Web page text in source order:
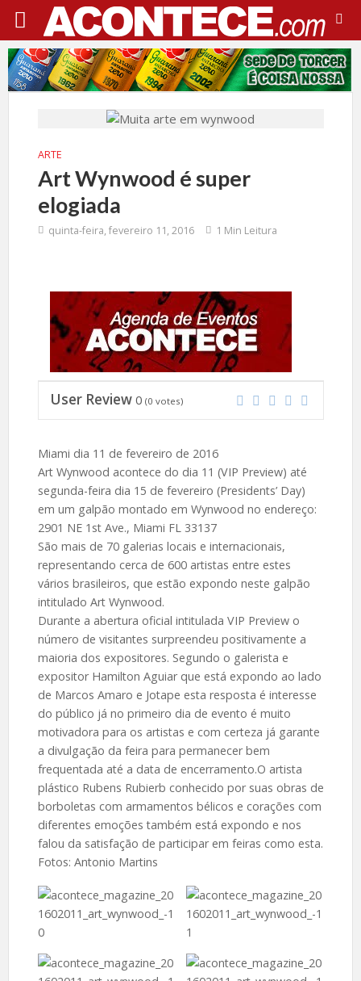
ARTE
Art Wynwood é super
elogiada
quinta-feira, fevereiro 11, 2016 1 Min Leitura
User Review 0 (0 votes)
Miami dia 11 de fevereiro de 2016
Art Wynwood acontece do dia 11 (VIP Preview) até
segunda-feira dia 15 de fevereiro (Presidents’ Day)
em um galpão montado em Wynwood no endereço:
2901 NE 1st Ave., Miami FL 33137
São mais de 70 galerias locais e internacionais,
representando cerca de 600 artistas entre estes
vários brasileiros, que estão expondo neste galpão
intitulado Art Wynwood.
Durante a abertura oficial intitulada VIP Preview o
número de visitantes surpreendeu positivamente a
maioria dos expositores. Segundo o galerista e
expositor Hamilton Aguiar que está expondo ao lado
de Marcos Amaro e Jotape esta resposta é interesse
do público já no primeiro dia de evento é muito
motivadora para os artistas e com certeza já garante
a divulgação da feira para permanecer bem
frequentada até a data de encerramento.O artista
plástico Rubens Rubierb conhecido por suas obras de
borboletas com armamentos bélicos e corações com
diferentes emoções também está expondo e nos
falou da satisfação de participar em feiras como esta.
Fotos: Antonio Martins